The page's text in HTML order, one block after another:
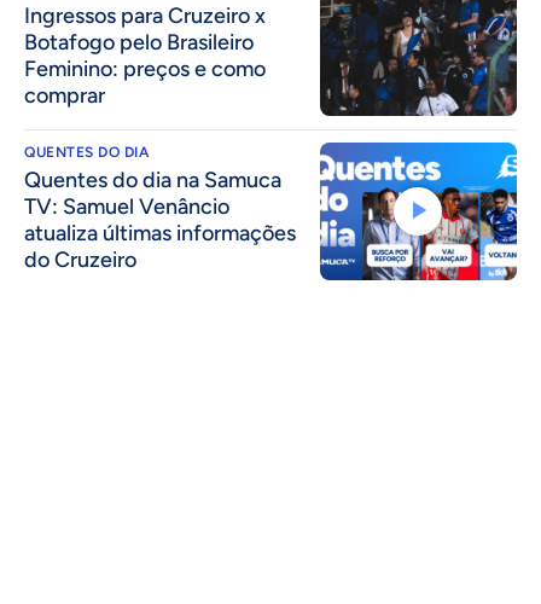
Ingressos para Cruzeiro x
Botafogo pelo Brasileiro
Feminino: preços e como
comprar
QUENTES DO DIA
Quentes do dia na Samuca
TV: Samuel Venâncio
atualiza últimas informações
do Cruzeiro